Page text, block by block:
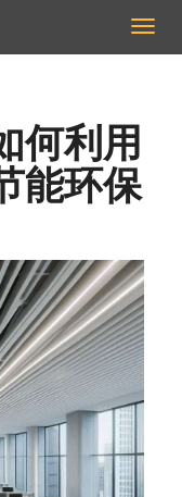
切
换
何利用
能环保